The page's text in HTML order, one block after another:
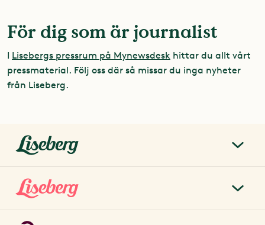
För dig som är journalist
I Lisebergs pressrum på Mynewsdesk hittar du allt vårt
pressmaterial. Följ oss där så missar du inga nyheter
från Liseberg.
liseberg.se
Om Liseberg
Lisebergsparken